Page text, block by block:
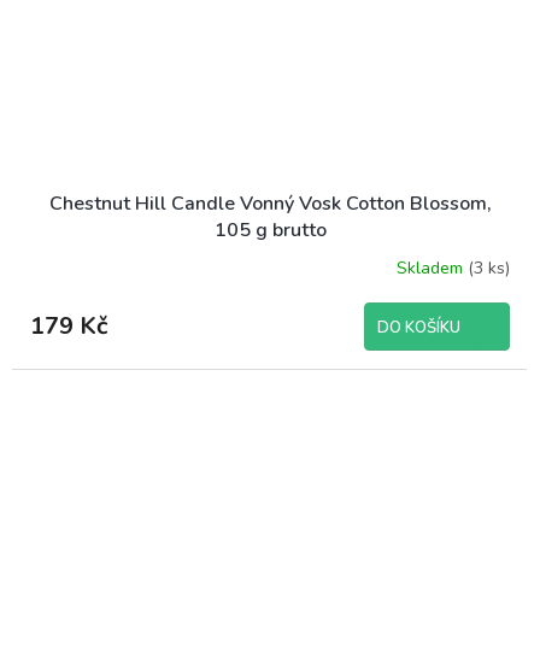
Chestnut Hill Candle Vonný Vosk Cotton Blossom,
105 g brutto
Skladem (3 ks)
179 Kč DO KOŠÍKU